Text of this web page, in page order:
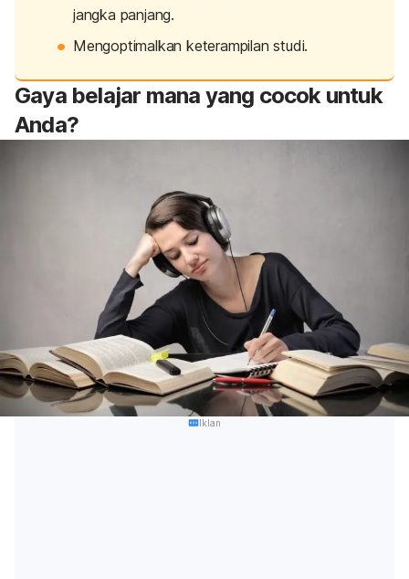
jangka panjang.
Mengoptimalkan keterampilan studi.
Gaya belajar mana yang cocok untuk
Anda?
Iklan